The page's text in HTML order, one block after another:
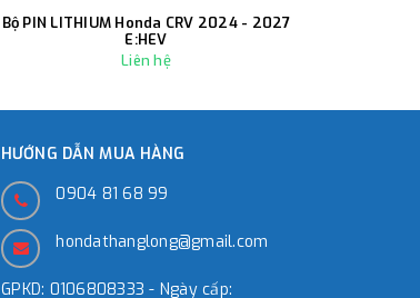
Bộ PIN LITHIUM Honda CRV 2024 - 2027
E:HEV
Liên hệ
HƯỚNG DẪN MUA HÀNG
0904 81 68 99
hondathanglong@gmail.com
GPKD: 0106808333 - Ngày cấp: